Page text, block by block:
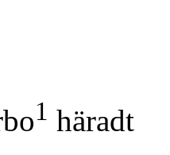
1 häradt